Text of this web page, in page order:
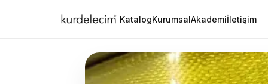
KatalogKurumsalAkademiİletişim